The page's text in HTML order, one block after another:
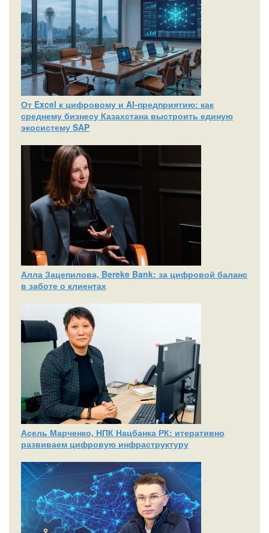
От Excel к цифровому и AI‑предприятию: как
среднему бизнесу Казахстана выстроить единую
экосистему SAP
Алла Зацепилова, Bereke Bank: за цифровой баланс
в заботе о клиентах
Асель Марченко, НПК Нацбанка РК: итеративно
развиваем цифровую инфраструктуру